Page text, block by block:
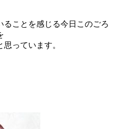
ことを感じる今日このごろ
っています。